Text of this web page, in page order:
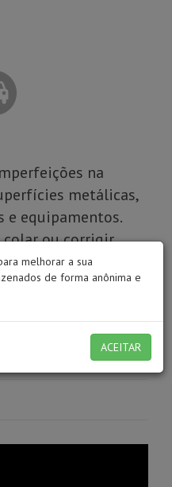
na
metálicas,
e equipamentos.
ou corrigir
granito e na
melhorar a sua
de forma anônima e
ACEITAR